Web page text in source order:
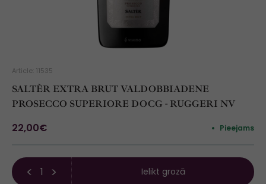
Article: 11535
SALTÈR EXTRA BRUT VALDOBBIADENE
PROSECCO SUPERIORE DOCG - RUGGERI NV
22,00€ Pieejams
Ielikt grozā